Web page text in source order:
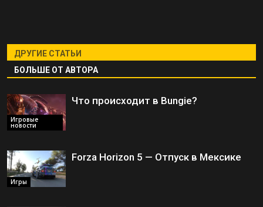
ДРУГИЕ СТАТЬИ
БОЛЬШЕ ОТ АВТОРА
Игровые
новости
Что происходит в Bungie?
Игры
Forza Horizon 5 — Отпуск в Мексике